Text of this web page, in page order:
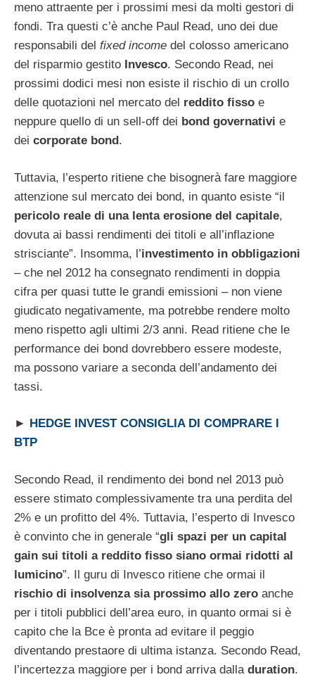
meno attraente per i prossimi mesi da molti gestori di
fondi. Tra questi c’è anche Paul Read, uno dei due
responsabili del fixed income del colosso americano
del risparmio gestito Invesco. Secondo Read, nei
prossimi dodici mesi non esiste il rischio di un crollo
delle quotazioni nel mercato del reddito fisso e
neppure quello di un sell-off dei bond governativi e
dei corporate bond .
Tuttavia, l’esperto ritiene che bisognerà fare maggiore
attenzione sul mercato dei bond, in quanto esiste “il
pericolo reale di una lenta erosione del capitale,
dovuta ai bassi rendimenti dei titoli e all’inflazione
strisciante”. Insomma, l’investimento in obbligazioni
– che nel 2012 ha consegnato rendimenti in doppia
cifra per quasi tutte le grandi emissioni – non viene
giudicato negativamente, ma potrebbe rendere molto
meno rispetto agli ultimi 2/3 anni. Read ritiene che le
performance dei bond dovrebbero essere modeste,
ma possono variare a seconda dell’andamento dei
tassi.
►
HEDGE INVEST CONSIGLIA DI COMPRARE I
BTP
Secondo Read, il rendimento dei bond nel 2013 può
essere stimato complessivamente tra una perdita del
2% e un profitto del 4%. Tuttavia, l’esperto di Invesco
è convinto che in generale “gli spazi per un capital
gain sui titoli a reddito fisso siano ormai ridotti al
lumicino”. Il guru di Invesco ritiene che ormai il
rischio di insolvenza sia prossimo allo zero anche
per i titoli pubblici dell’area euro, in quanto ormai si è
capito che la Bce è pronta ad evitare il peggio
diventando prestaore di ultima istanza. Secondo Read,
l’incertezza maggiore per i bond arriva dalla duration.